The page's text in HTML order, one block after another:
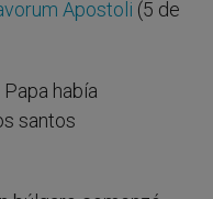
Apostoli (5 de
había
santos